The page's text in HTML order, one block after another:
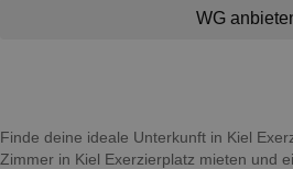
WG
Finde deine ideale Unterkunft in Kiel
Zimmer in Kiel Exerzierplatz mieten und